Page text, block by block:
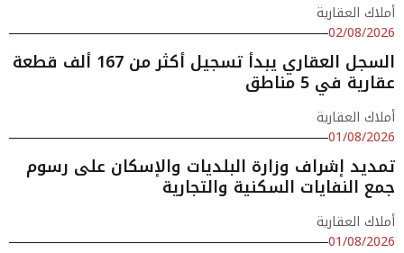
أملاك العقارية
02/08/2026
السجل العقاري يبدأ تسجيل أكثر من 167 ألف قطعة
عقارية في 5 مناطق
أملاك العقارية
01/08/2026
تمديد إشراف وزارة البلديات والإسكان على رسوم
جمع النفايات السكنية والتجارية
أملاك العقارية
01/08/2026